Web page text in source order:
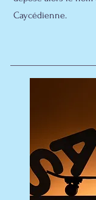
Caycédienne.